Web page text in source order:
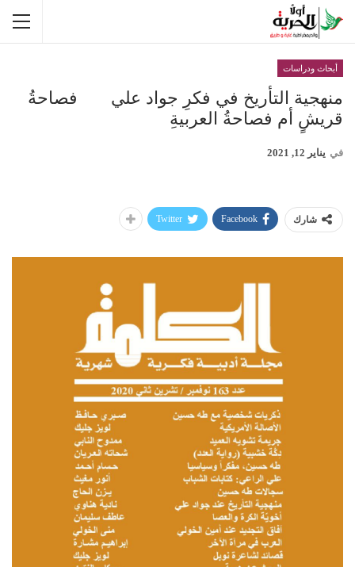
أبحاث ودراسات
منهجية التأريخ في فكرِ جواد علي فصاحةُ
قريشٍ أم فصاحةُ العربيةِ
في يناير 12, 2021
شارك Facebook
Twitter